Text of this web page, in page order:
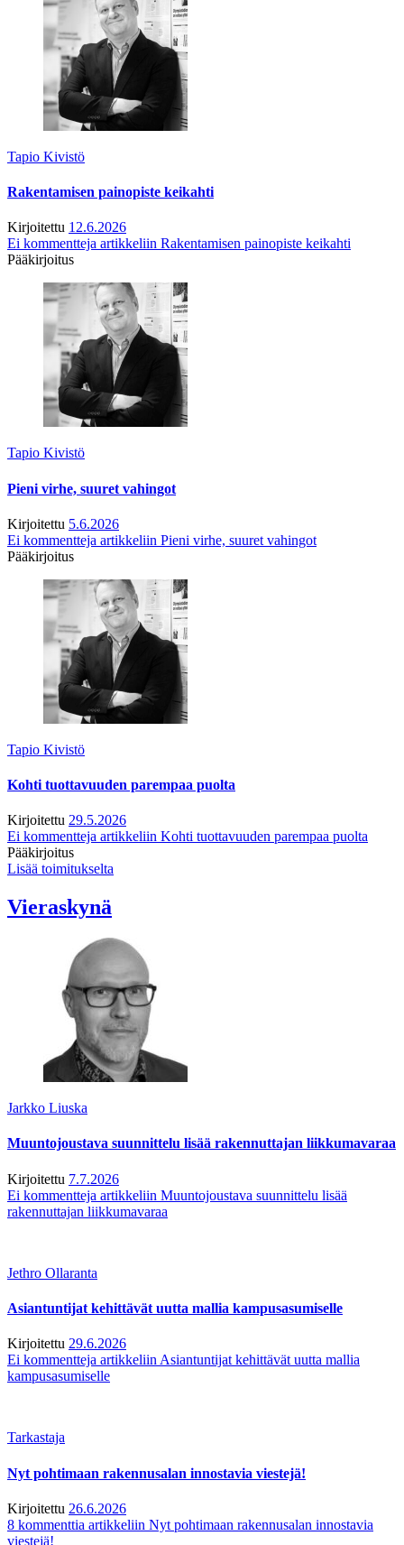
Tapio Kivistö
Rakentamisen painopiste keikahti
Kirjoitettu 12.6.2026
Ei kommentteja artikkeliin Rakentamisen painopiste keikahti
Pääkirjoitus
Tapio Kivistö
Pieni virhe, suuret vahingot
Kirjoitettu 5.6.2026
Ei kommentteja artikkeliin Pieni virhe, suuret vahingot
Pääkirjoitus
Tapio Kivistö
Kohti tuottavuuden parempaa puolta
Kirjoitettu 29.5.2026
Ei kommentteja artikkeliin Kohti tuottavuuden parempaa puolta
Pääkirjoitus
Lisää toimitukselta
Vieraskynä
Jarkko Liuska
Muuntojoustava suunnittelu lisää rakennuttajan liikkumavaraa
Kirjoitettu 7.7.2026
Ei kommentteja artikkeliin Muuntojoustava suunnittelu lisää
rakennuttajan liikkumavaraa
Jethro Ollaranta
Asiantuntijat kehittävät uutta mallia kampusasumiselle
Kirjoitettu 29.6.2026
Ei kommentteja artikkeliin Asiantuntijat kehittävät uutta mallia
kampusasumiselle
Tarkastaja
Nyt pohtimaan rakennusalan innostavia viestejä!
Kirjoitettu 26.6.2026
8 kommenttia artikkeliin Nyt pohtimaan rakennusalan innostavia
viestejä!